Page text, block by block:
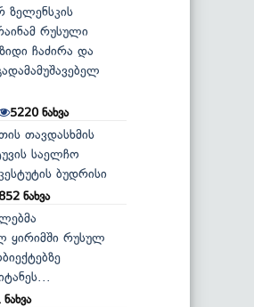
რუსული
ჩაძირა და
5220ნახვა
თავდასხმის
საელჩო
ბუდრისი
ნახვა
ყირიმში რუსულ
ნახვა